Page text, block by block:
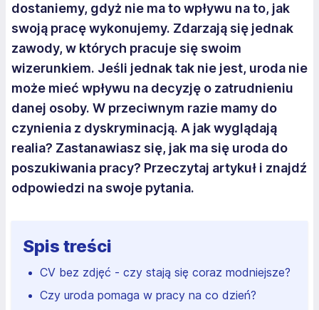
dostaniemy, gdyż nie ma to wpływu na to, jak
swoją pracę wykonujemy. Zdarzają się jednak
zawody, w których pracuje się swoim
wizerunkiem. Jeśli jednak tak nie jest, uroda nie
może mieć wpływu na decyzję o zatrudnieniu
danej osoby. W przeciwnym razie mamy do
czynienia z dyskryminacją. A jak wyglądają
realia? Zastanawiasz się, jak ma się uroda do
poszukiwania pracy? Przeczytaj artykuł i znajdź
odpowiedzi na swoje pytania.
Spis treści
CV bez zdjęć - czy stają się coraz modniejsze?
Czy uroda pomaga w pracy na co dzień?